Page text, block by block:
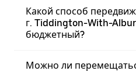
Какой способ
г. Tiddington-With-
бюджетный?
Можно ли